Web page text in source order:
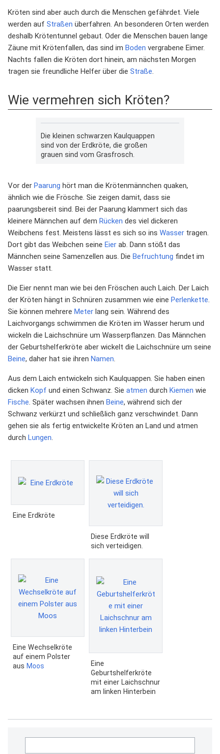
Kröten sind aber auch durch die Menschen gefährdet. Viele
werden auf Straßen überfahren. An besonderen Orten werden
deshalb Krötentunnel gebaut. Oder die Menschen bauen lange
Zäune mit Krötenfallen, das sind im Boden vergrabene Eimer.
Nachts fallen die Kröten dort hinein, am nächsten Morgen
tragen sie freundliche Helfer über die Straße.
Wie vermehren sich Kröten?
Die kleinen schwarzen Kaulquappen
sind von der Erdkröte, die großen
grauen sind vom Grasfrosch.
Vor der Paarung hört man die Krötenmännchen quaken,
ähnlich wie die Frösche. Sie zeigen damit, dass sie
paarungsbereit sind. Bei der Paarung klammert sich das
kleinere Männchen auf dem Rücken des viel dickeren
Weibchens fest. Meistens lässt es sich so ins Wasser tragen.
Dort gibt das Weibchen seine Eier ab. Dann stößt das
Männchen seine Samenzellen aus. Die Befruchtung findet im
Wasser statt.
Die Eier nennt man wie bei den Fröschen auch Laich. Der Laich
der Kröten hängt in Schnüren zusammen wie eine Perlenkette.
Sie können mehrere Meter lang sein. Während des
Laichvorgangs schwimmen die Kröten im Wasser herum und
wickeln die Laichschnüre um Wasserpflanzen. Das Männchen
der Geburtshelferkröte aber wickelt die Laichschnüre um seine
Beine, daher hat sie ihren Namen.
Aus dem Laich entwickeln sich Kaulquappen. Sie haben einen
dicken Kopf und einen Schwanz. Sie atmen durch Kiemen wie
Fische. Später wachsen ihnen Beine, während sich der
Schwanz verkürzt und schließlich ganz verschwindet. Dann
gehen sie als fertig entwickelte Kröten an Land und atmen
durch Lungen.
Eine Erdkröte
Diese Erdkröte will
sich verteidigen.
Eine Wechselkröte
auf einem Polster
aus Moos
Eine
Geburtshelferkröte
mit einer Laichschnur
am linken Hinterbein